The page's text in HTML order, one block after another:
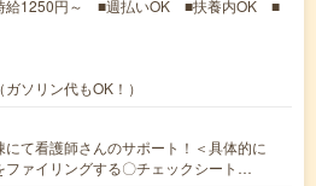
給1250円～ ■週払いOK ■扶養内OK ■
ソリン代もOK！）
て看護師さんのサポート！＜具体的に
ァイリングする〇チェックシート…